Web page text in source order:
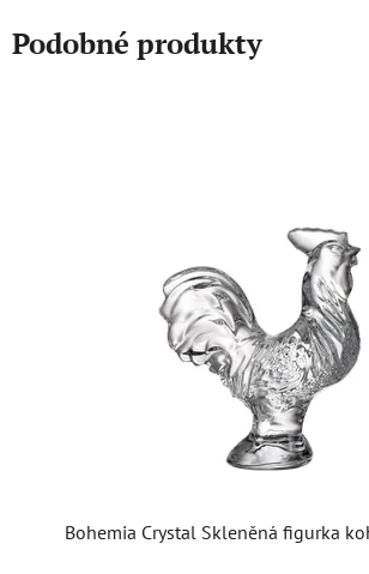
Podobné produkty
Bohemia Crystal Skleněná figurka